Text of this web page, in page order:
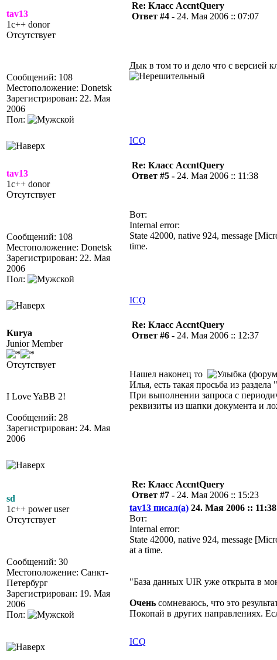
tav13
1c++ donor
Отсутствует
Сообщений: 108
Местоположение: Donetsk
Зарегистрирован: 22. Мая
2006
Пол:
Re: Класс AccntQuery
Ответ #4 - 24. Мая 2006 :: 07:07
Дык в том то и дело что с версией
ICQ
tav13
1c++ donor
Отсутствует
Сообщений: 108
Местоположение: Donetsk
Зарегистрирован: 22. Мая
2006
Пол:
Re: Класс AccntQuery
Ответ #5 - 24. Мая 2006 :: 11:38
Вот:
Internal error:
State 42000, native 924, message
time.
ICQ
Kurya
Junior Member
Отсутствует
I Love YaBB 2!
Сообщений: 28
Зарегистрирован: 24. Мая
2006
Re: Класс AccntQuery
Ответ #6 - 24. Мая 2006 :: 12:37
Нашел наконец то
Илья, есть такая просьба из
При выполнении запроса с
реквизиты из шапки документа и
sd
1c++ power user
Отсутствует
Сообщений: 30
Местоположение: Санкт-
Петербург
Зарегистрирован: 19. Мая
2006
Пол:
Re: Класс AccntQuery
Ответ #7 - 24. Мая 2006 :: 15:23
tav13 писал(а) 24. Мая 2006 ::
Вот:
Internal error:
State 42000, native 924, message
at a time.
"База данных UIR уже открыта в
Очень сомневаюсь, что это
Покопай в других направлениях.
ICQ